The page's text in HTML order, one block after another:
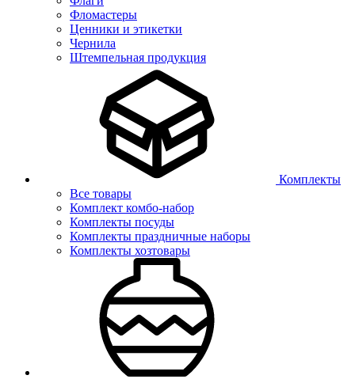
Фломастеры
Ценники и этикетки
Чернила
Штемпельная продукция
Комплекты
Все товары
Комплект комбо-набор
Комплекты посуды
Комплекты праздничные наборы
Комплекты хозтовары